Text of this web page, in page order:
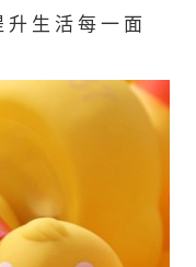
生活每一面